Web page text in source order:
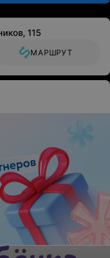
115
МАРШРУТ